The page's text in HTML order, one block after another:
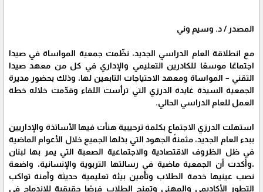
المصدر / د. وسيم وني
مع انطلاقة العام الدراسي الجديد، نظّمت جمعية المواساة في صيدا
اجتماعًا موسعًا للكادرين التعليمي والإداري في كل من معهد صيدا
التقني – المواساة ومعهد الاحتياجات التابعين لها، وذلك بحضور مديرة
الجمعية السيدة غايدة الدرزي التي ترأست اللقاء وقدّمت خلاله خطة
العمل للعام الدراسي الحالي.
استهلت الدرزي الاجتماع بكلمة ترحيبية هنأت فيها الأساتذة والإداريين
ببدء العام الجديد، مثمنةً الجهود التي بذلها الجميع خلال الأعوام الماضية
في ظل الظروف الاقتصادية والاجتماعية الصعبة التي يمر بها لبنان
،وأكدت أن الجمعية ماضية في رسالتها التربوية والإنسانية، واضعة
نصب عينيها خدمة الطلاب وتأمين بيئة تعليمية حديثة وآمنة تواكب
التطور الأكاديمي والمهني وتمنح الطلاب فرصًا حقيقية للاندماج في